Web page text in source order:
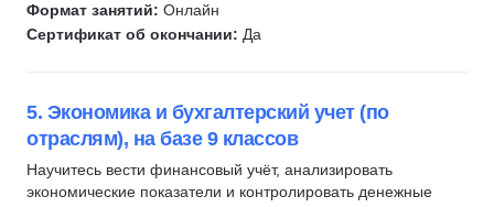
Формат занятий: Онлайн
Сертификат об окончании: Да
5. Экономика и бухгалтерский учет (по
отраслям), на базе 9 классов
Научитесь вести финансовый учёт, анализировать
экономические показатели и контролировать денежные